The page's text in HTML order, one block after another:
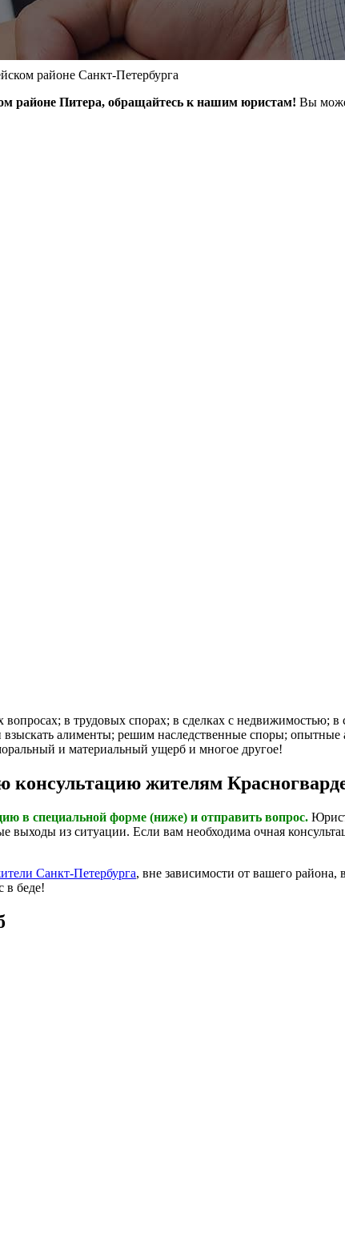
районе Санкт-Петербурга
районе Питера, обращайтесь к нашим юристам! Вы
в трудовых спорах; в сделках с недвижимостью; в
взыскать алименты; решим наследственные споры;
и материальный ущерб и многое другое!
жителям
в специальной форме (ниже) и отправить вопрос.
выходы из ситуации. Если вам необходима очная
Санкт-Петербурга, вне зависимости от вашего
в беде!